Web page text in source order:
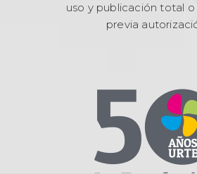
uso y publicación total o
previa